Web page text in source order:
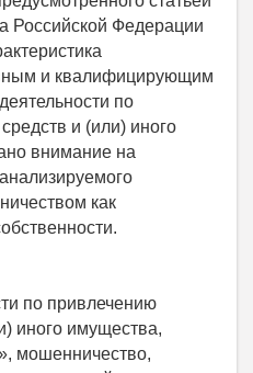
Российской Федерации
и квалифицирующим
по
и (или) иного
внимание на
как
по привлечению
иного имущества,
мошенничество,